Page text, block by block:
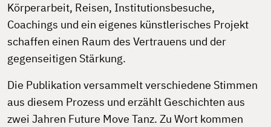
Körperarbeit, Reisen, Institutionsbesuche,
Coachings und ein eigenes künstlerisches Projekt
schaffen einen Raum des Vertrauens und der
gegenseitigen Stärkung.
Die Publikation versammelt verschiedene Stimmen
aus diesem Prozess und erzählt Geschichten aus
zwei Jahren Future Move Tanz. Zu Wort kommen